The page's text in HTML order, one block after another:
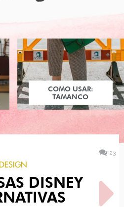
23
DESIGN
DISNEY